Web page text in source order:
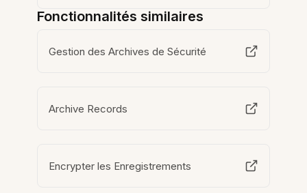
Fonctionnalités similaires
Gestion des Archives de Sécurité
Archive Records
Encrypter les Enregistrements